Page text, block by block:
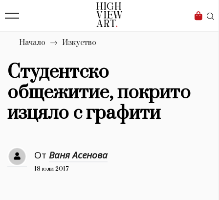
Бизнес
Мода
Dialogue
Изкуство
4340
Красота
Дизайн
Начало Изкуство
Студентско
общежитие, покрито
изцяло с графити
От Ваня Асенова
18 юли 2017